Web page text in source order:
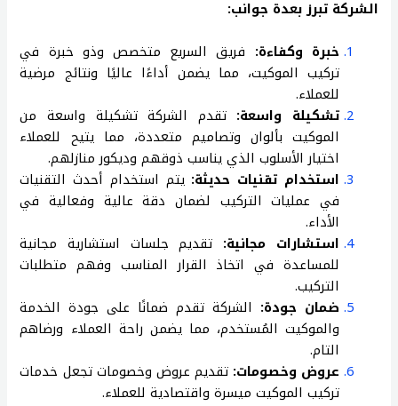
الشركة تبرز بعدة جوانب:
خبرة وكفاءة: فريق السريع متخصص وذو خبرة في
تركيب الموكيت، مما يضمن أداءًا عاليًا ونتائج مرضية
للعملاء.
تشكيلة واسعة: تقدم الشركة تشكيلة واسعة من
الموكيت بألوان وتصاميم متعددة، مما يتيح للعملاء
اختيار الأسلوب الذي يناسب ذوقهم وديكور منازلهم.
استخدام تقنيات حديثة: يتم استخدام أحدث التقنيات
في عمليات التركيب لضمان دقة عالية وفعالية في
الأداء.
استشارات مجانية: تقديم جلسات استشارية مجانية
للمساعدة في اتخاذ القرار المناسب وفهم متطلبات
التركيب.
ضمان جودة: الشركة تقدم ضمانًا على جودة الخدمة
والموكيت المُستخدم، مما يضمن راحة العملاء ورضاهم
التام.
عروض وخصومات: تقديم عروض وخصومات تجعل خدمات
تركيب الموكيت ميسرة واقتصادية للعملاء.